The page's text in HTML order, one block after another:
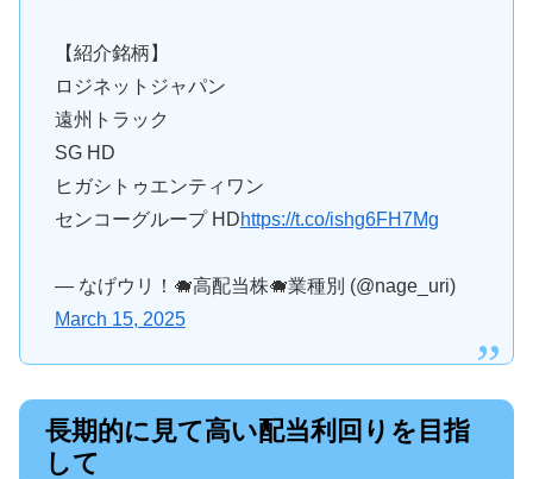
【紹介銘柄】
ロジネットジャパン
遠州トラック
SG HD
ヒガシトゥエンティワン
センコーグループ HDhttps://t.co/ishg6FH7Mg
— なげウリ！🐗高配当株🐗業種別 (@nage_uri)
March 15, 2025
長期的に見て高い配当利回りを目指
して